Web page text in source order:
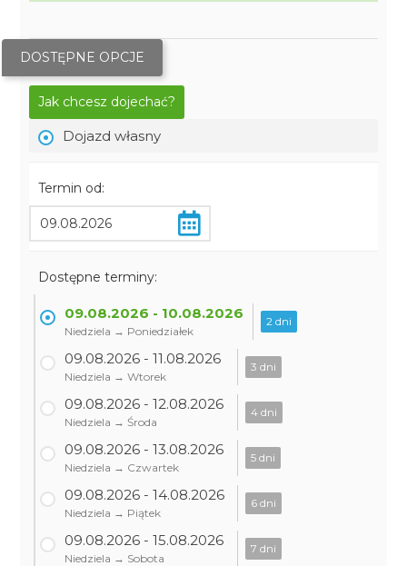
DOSTĘPNE OPCJE
Jak chcesz dojechać?
Dojazd własny
Termin od:
Dostępne terminy:
09.08.2026 - 10.08.2026
Niedziela → Poniedziałek
2 dni
09.08.2026 - 11.08.2026
Niedziela → Wtorek
3 dni
09.08.2026 - 12.08.2026
Niedziela → Środa
4 dni
09.08.2026 - 13.08.2026
Niedziela → Czwartek
5 dni
09.08.2026 - 14.08.2026
Niedziela → Piątek
6 dni
09.08.2026 - 15.08.2026
Niedziela → Sobota
7 dni